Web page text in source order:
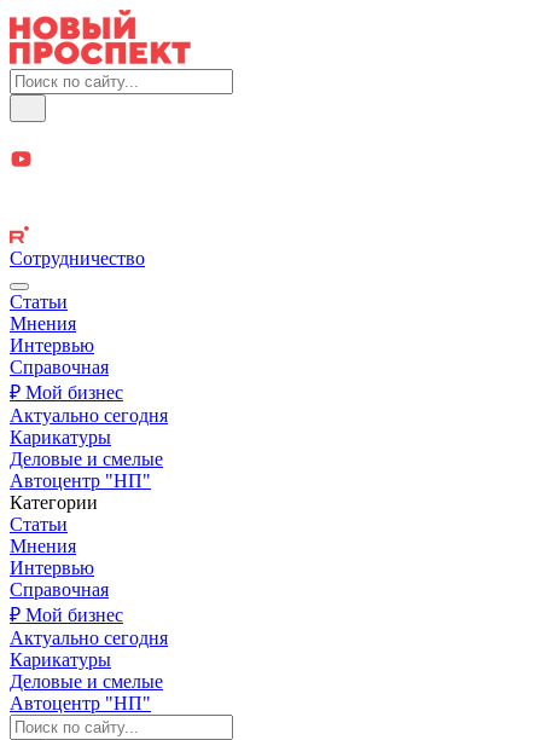
Сотрудничество
Статьи
Мнения
Интервью
Справочная
₽ Мой бизнес
Актуально сегодня
Карикатуры
Деловые и смелые
Автоцентр "НП"
Категории
Статьи
Мнения
Интервью
Справочная
₽ Мой бизнес
Актуально сегодня
Карикатуры
Деловые и смелые
Автоцентр "НП"